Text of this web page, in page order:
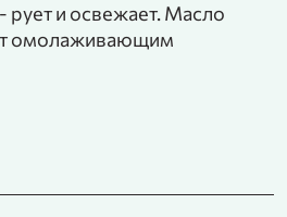
и освежает. Масло
омолаживающим